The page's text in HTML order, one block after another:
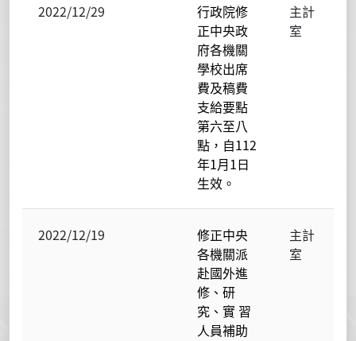
2022/12/29
行政院修
正中央政
府各機關
學校出席
費及稿費
支給要點
第六至八
點，自112
年1月1日
生效。
主計
室
2022/12/19
修正中央
各機關派
赴國外進
修、研
究、實 習
人員補助
主計
室